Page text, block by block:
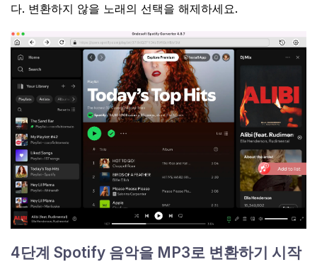
다. 변환하지 않을 노래의 선택을 해제하세요.
4단계 Spotify 음악을 MP3로 변환하기 시작